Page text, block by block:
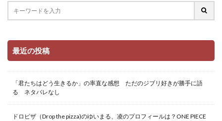
最近の投稿
「君たちはどう生きるか」の率直な感想 ただのジブリ好きが勝手に語
る ネタバレなし
ドロピザ（Drop the pizza)のゆいまる、凌のプロフィールは？ONE PIECE